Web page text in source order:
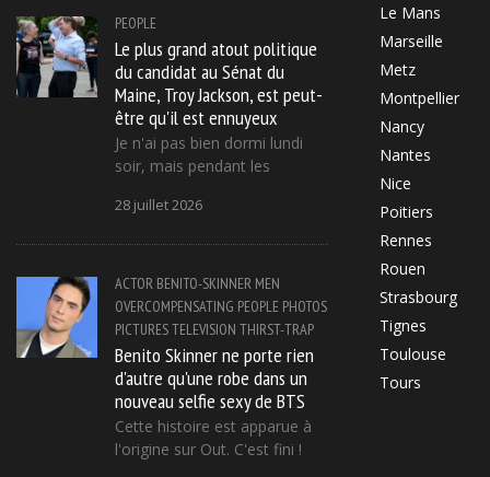
PEOPLE
Le plus grand atout politique
du candidat au Sénat du
Maine, Troy Jackson, est peut-
être qu'il est ennuyeux
Je n'ai pas bien dormi lundi
soir, mais pendant les
28 juillet 2026
ACTOR BENITO-SKINNER MEN
OVERCOMPENSATING PEOPLE PHOTOS
PICTURESTELEVISION THIRST-TRAP
Benito Skinner ne porte rien
d'autre qu'une robe dans un
nouveau selfie sexy de BTS
Cette histoire est apparue à
l'origine sur Out. C'est fini !
Le Mans
Marseille
Metz
Montpellier
Nancy
Nantes
Nice
Poitiers
Rennes
Rouen
Strasbourg
Tignes
Toulouse
Tours